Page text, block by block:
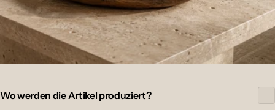
Wo werden die Artikel produziert?